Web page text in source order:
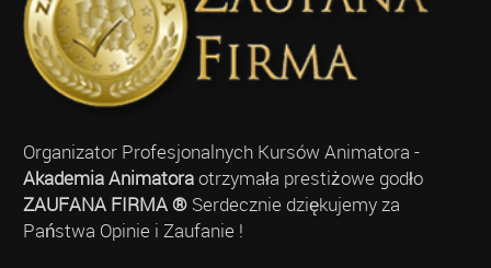
Organizator Profesjonalnych Kursów Animatora -
Akademia Animatoraotrzymała prestiżowe godło
ZAUFANA FIRMA ®Serdecznie dziękujemy za
Państwa Opinie i Zaufanie !